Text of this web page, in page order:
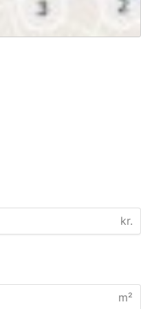
kr.
m²